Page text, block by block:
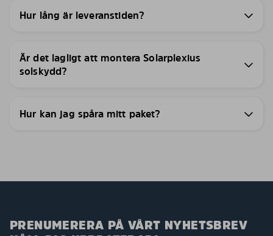
Hur lång är leveranstiden?
Är det lagligt att montera Solarplexius
solskydd?
Hur kan jag spåra mitt paket?
PRENUMERERA PÅ VÅRT NYHETSBREV